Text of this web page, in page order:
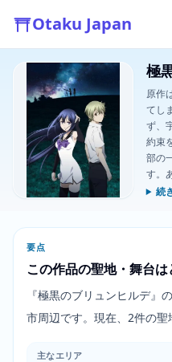
Otaku Japan
極
原作
てし
ず、
約束
部の
す。
生・
続
要点
この作品の聖地・舞台は
『極黒のブリュンヒルデ』
市周辺です。現在、2件の聖
主なエリア